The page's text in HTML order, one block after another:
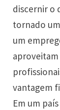
discernir o
tornado
um
vantagem
Em um